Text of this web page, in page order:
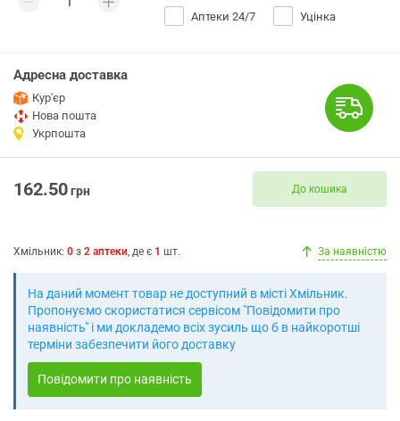
Аптеки 24/7 Уцінка
Адресна доставка
Кур'єр
Нова пошта
Укрпошта
162.50грн До кошика
Хмільник: 0 з 2 аптеки, де є 1 шт. За наявністю
На даний момент товар не доступний в місті Хмільник.
Пропонуємо скористатися сервісом "Повідомити про
наявність" і ми докладемо всіх зусиль що б в найкоротші
терміни забезпечити його доставку
Повідомити про наявність